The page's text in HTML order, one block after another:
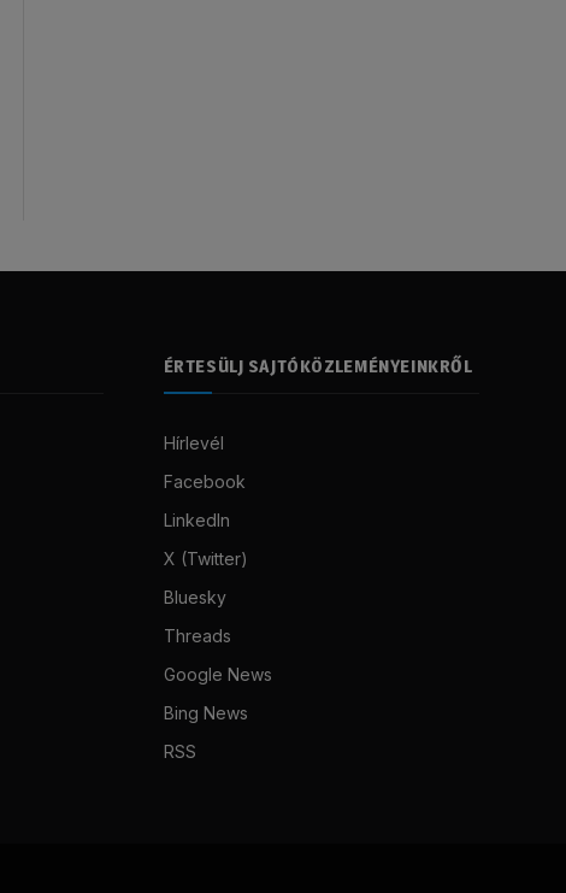
ÉRTESÜLJ SAJTÓKÖZLEMÉNYEINKRŐL
Hírlevél
Facebook
LinkedIn
X (Twitter)
Bluesky
Threads
Google News
Bing News
RSS